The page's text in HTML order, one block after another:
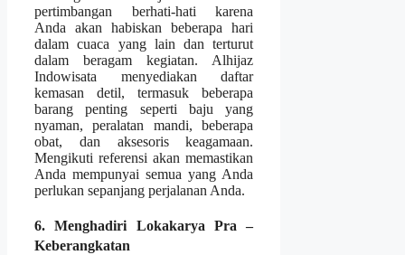
pertimbangan berhati-hati karena
Anda akan habiskan beberapa hari
dalam cuaca yang lain dan terturut
dalam beragam kegiatan. Alhijaz
Indowisata menyediakan daftar
kemasan detil, termasuk beberapa
barang penting seperti baju yang
nyaman, peralatan mandi, beberapa
obat, dan aksesoris keagamaan.
Mengikuti referensi akan memastikan
Anda mempunyai semua yang Anda
perlukan sepanjang perjalanan Anda.
6. Menghadiri Lokakarya Pra –
Keberangkatan